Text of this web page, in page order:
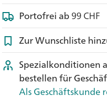
Portofrei ab99 CHF
Zur Wunschliste
Spezialkonditionen
bestellen für
Als Geschäftskunde